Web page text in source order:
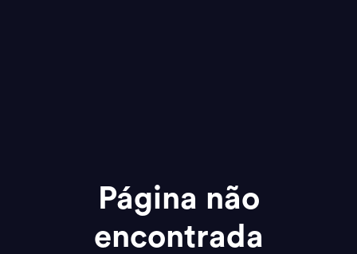
Página não
encontrada